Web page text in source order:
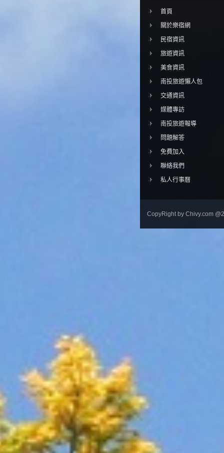
首頁
關於樂宿網
民宿資訊
旅遊資訊
美食資訊
南投旅遊懶人包
交通資訊
媒體專訪
南投旅遊報導
問題解答
免費加入
聯絡我們
私人行事曆
CopyRight by Chivy.com